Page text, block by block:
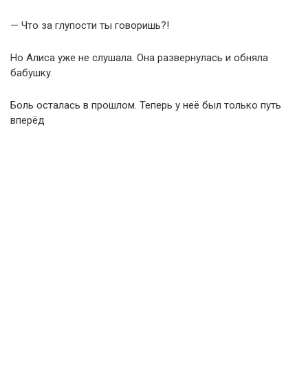
— Что за глупости ты говоришь?!
Но Алиса уже не слушала. Она развернулась и обняла
бабушку.
Боль осталась в прошлом. Теперь у неё был только путь
вперёд